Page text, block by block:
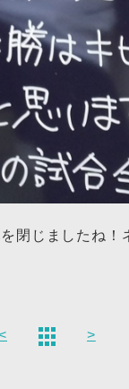
閉じましたね！
>